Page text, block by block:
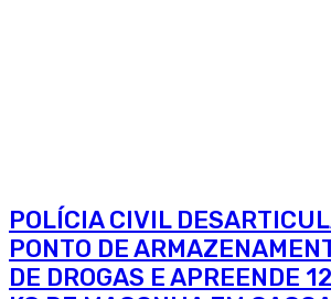
POLÍCIA CIVIL
PONTO DE
DE DROGAS E APREENDE